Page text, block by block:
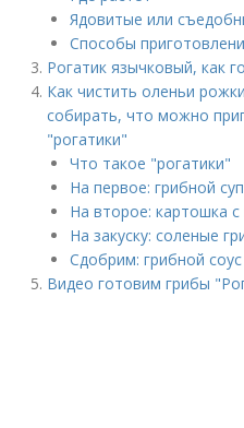
Ядовитые или
Способы
Рогатик язычковый, как
Как чистить оленьи
собирать, что можно
"рогатики"
Что такое "рогатики"
На первое: грибной
На второе: картошка с
На закуску: соленые
Сдобрим: грибной
Видео готовим грибы